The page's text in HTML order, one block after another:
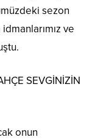
sezon
ve
SEVGİNİZİN
onun